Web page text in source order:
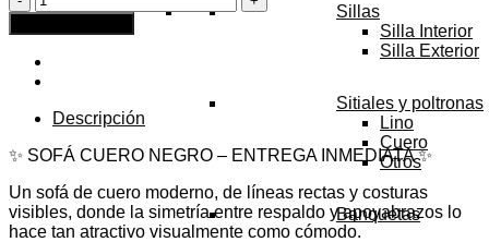
Sillas
Silla Interior
Silla Exterior
Sitiales y poltronas
Lino
Cuero
Otros
Banquetas
Arquitecto
Negro
-
ENTREGA
cantidad
Descripción
✨ SOFÁ CUERO NEGRO – ENTREGA INMEDIATA ✨
Un sofá de cuero moderno, de líneas rectas y costuras
visibles, donde la simetría entre respaldo y apoyabrazos lo
hace tan atractivo visualmente como cómodo.